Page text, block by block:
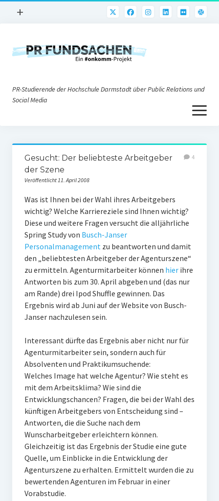
Menü
+
PR@h_da
Nonprofit-PR
Corporate Weblogs
Social Media
PR-Theorie
PR-Ethik
PR-Literatur
PR-Studien
Gesellschaft & Medien
Infografik-Themengarten
17 Ziele
Klimaneutrales Tanken
Zukunft der Bildung
Vom Trend zur Tonne
PR-Studierende der Hochschule Darmstadt über Public Relations und
Social Media
Menü
öffnen
Über uns
Impressum
Datenschutz
Gesucht: Der beliebteste Arbeitgeber
der Szene
Veröffentlicht 11. April 2008
4
Was ist Ihnen bei der Wahl ihres Arbeitgebers
wichtig? Welche Karriereziele sind Ihnen wichtig?
Diese und weitere Fragen versucht die alljährliche
Spring Study von Busch-Janser
Personalmanagement zu beantworten und damit
den „beliebtesten Arbeitgeber der Agenturszene“
zu ermitteln. Agenturmitarbeiter können hierihre
Antworten bis zum 30. April abgeben und (das nur
am Rande) drei Ipod Shuffle gewinnen. Das
Ergebnis wird ab Juni auf der Website von Busch-
Janser nachzulesen sein.
Interessant dürfte das Ergebnis aber nicht nur für
Agenturmitarbeiter sein, sondern auch für
Absolventen und Praktikumsuchende:
Welches Image hat welche Agentur? Wie steht es
mit dem Arbeitsklima? Wie sind die
Entwicklungschancen? Fragen, die bei der Wahl des
künftigen Arbeitgebers von Entscheidung sind –
Antworten, die die Suche nach dem
Wunscharbeitgeber erleichtern können.
Gleichzeitig ist das Ergebnis der Studie eine gute
Quelle, um Einblicke in die Entwicklung der
Agenturszene zu erhalten. Ermittelt wurden die zu
bewertenden Agenturen im Februar in einer
Vorabstudie.